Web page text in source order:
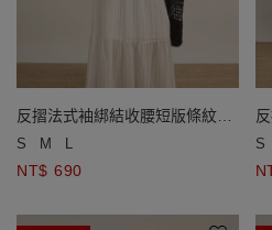
反摺法式袖綁結收腰短版條紋襯
衫
S M L
NT$ 690
衫
S